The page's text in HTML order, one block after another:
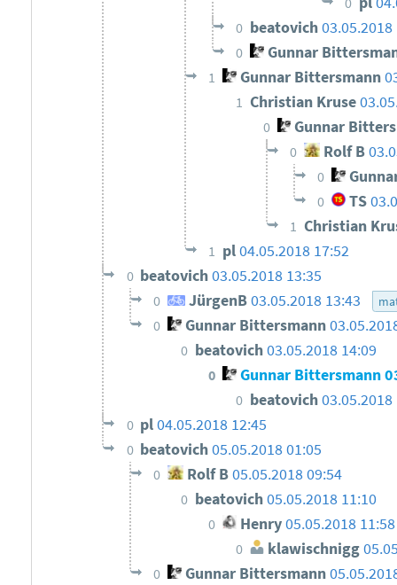
0 beatovich03.05.2018
0 Gunnar
1 Gunnar Bittersmann
1 Christian Kruse
0 Gunnar
0 Rolf B
0
0 TS
1 Christian
1 pl04.05.2018 17:52
0 beatovich03.05.2018 13:35
0 JürgenB03.05.2018 13:43
0 Gunnar Bittersmann
0 beatovich03.05.2018 14:09
0 Gunnar Bittersmann
0 beatovich03.05.2018
0 pl04.05.2018 12:45
0 beatovich05.05.2018 01:05
0 Rolf B05.05.2018 09:54
0 beatovich05.05.2018 11:10
0 Henry05.05.2018 11:58
0 klawischnigg
0 Gunnar Bittersmann